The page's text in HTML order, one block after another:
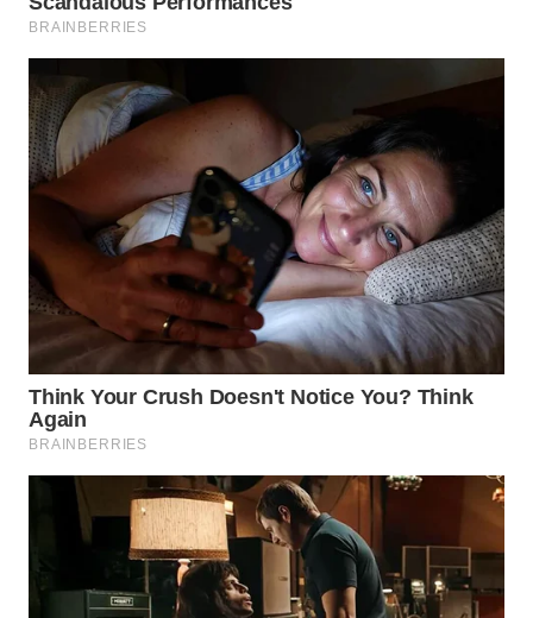
WN
TINGGI
PAKPAK
WN
KARAWANG
WN
BEKASI
WN
BOGOR
WN
DEPOK
TAPANULI